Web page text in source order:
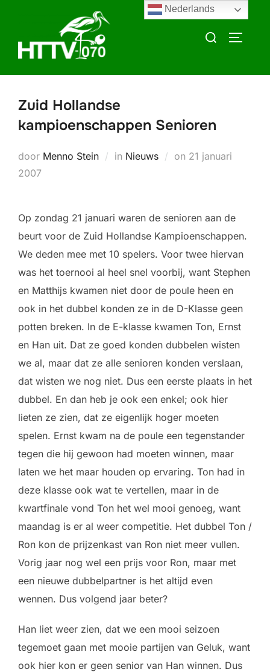
inhoud
Zoek
Zuid Hollandse
kampioenschappen Senioren
door Menno Stein in Nieuws on Geplaatst
21 januari
2007
Op zondag 21 januari waren de senioren aan de
beurt voor de Zuid Hollandse Kampioenschappen.
We deden mee met 10 spelers. Voor twee hiervan
was het toernooi al heel snel voorbij, want Stephen
en Matthijs kwamen niet door de poule heen en
ook in het dubbel konden ze in de D-Klasse geen
potten breken. In de E-klasse kwamen Ton, Ernst
en Han uit. Dat ze goed konden dubbelen wisten
we al, maar dat ze alle senioren konden verslaan,
dat wisten we nog niet. Dus een eerste plaats in het
dubbel. En dan heb je ook een enkel; ook hier
lieten ze zien, dat ze eigenlijk hoger moeten
spelen. Ernst kwam na de poule een tegenstander
tegen die hij gewoon had moeten winnen, maar
laten we het maar houden op ervaring. Ton had in
deze klasse ook wat te vertellen, maar in de
kwartfinale vond Ton het wel mooi genoeg, want
maandag is er al weer competitie. Het dubbel Ton /
Ron kon de prijzenkast van Ron niet meer vullen.
Vorig jaar nog wel een prijs voor Ron, maar met
een nieuwe dubbelpartner is het altijd even
wennen. Dus volgend jaar beter?
Han liet weer zien, dat we een mooi seizoen
tegemoet gaan met mooie partijen van Geluk, want
ook hier kon er geen senior van Han winnen. Dus
Nederlands